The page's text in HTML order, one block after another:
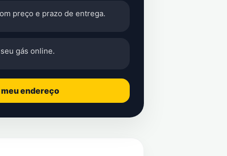
preço e prazo de entrega.
gás online.
endereço